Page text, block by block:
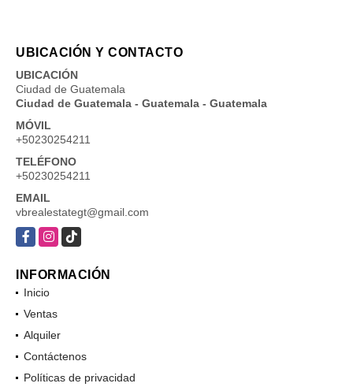
UBICACIÓN Y CONTACTO
UBICACIÓN
Ciudad de Guatemala
Ciudad de Guatemala - Guatemala - Guatemala
MÓVIL
+50230254211
TELÉFONO
+50230254211
EMAIL
vbrealestategt@gmail.com
FacebookInstagram
TikTok
INFORMACIÓN
Inicio
Ventas
Alquiler
Contáctenos
Políticas de privacidad